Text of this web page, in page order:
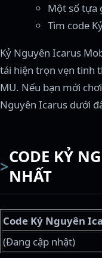
Một số tựa
Tìm code
Kỷ Nguyên Icarus
tái hiện trọn vẹn tinh
MU. Nếu bạn mới
Nguyên Icarus dưới
CODE KỶ
NHẤT
Code Kỷ Nguyên
(Đang cập nhật)